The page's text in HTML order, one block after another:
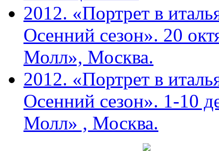
2012. «Портрет в
Осенний сезон». 20
Молл», Москва.
2012. «Портрет в
Осенний сезон». 1-10
Молл» , Москва.